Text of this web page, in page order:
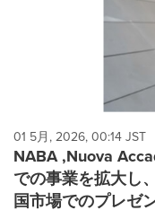
01 5月, 2026, 00:14 JST
NABA ,Nuova
での事業を拡大し
国市場でのプレゼ